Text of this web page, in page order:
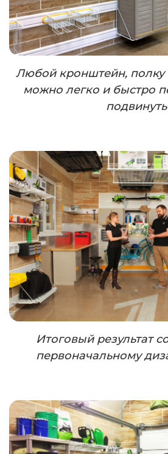
Любой кронштейн,
можно легко и быстро
подвинуть
Итоговый результат
первоначальному